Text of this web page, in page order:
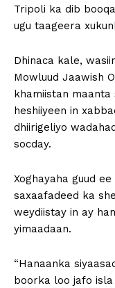
Tripoli ka dib
ugu taageera
Dhinaca kale,
Mowluud Jaawish
khamiistan maanta
heshiiyeen in
dhiirigeliyo
socday.
Xoghayaha guud
saxaafadeed ka
weydiistay in ay
yimaadaan.
“Hanaanka
boorka loo jafo